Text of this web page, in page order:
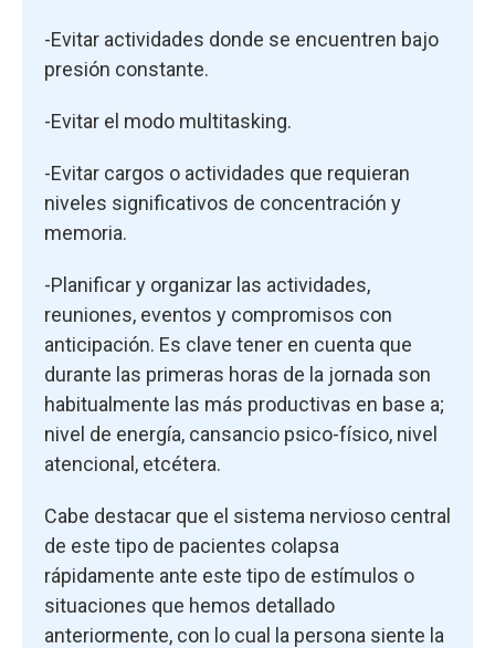
-Evitar actividades donde se encuentren bajo
presión constante.
-Evitar el modo multitasking.
-Evitar cargos o actividades que requieran
niveles significativos de concentración y
memoria.
-Planificar y organizar las actividades,
reuniones, eventos y compromisos con
anticipación. Es clave tener en cuenta que
durante las primeras horas de la jornada son
habitualmente las más productivas en base a;
nivel de energía, cansancio psico-físico, nivel
atencional, etcétera.
Cabe destacar que el sistema nervioso central
de este tipo de pacientes colapsa
rápidamente ante este tipo de estímulos o
situaciones que hemos detallado
anteriormente, con lo cual la persona siente la